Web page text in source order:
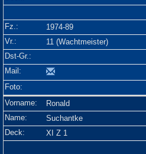
1974-89
11 (Wachtmeister)
Ronald
Suchantke
XI Z 1